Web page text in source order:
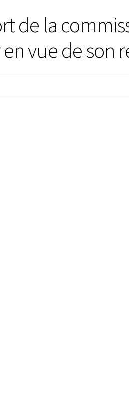
de la
en vue de son